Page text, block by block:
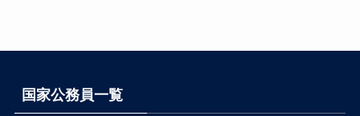
国家公務員一覧